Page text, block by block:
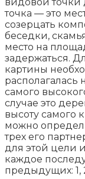
видовой
точка — это
созерцать
беседки,
место на
задержаться.
картины
располагалась
самого
случае это
высоту самого
можно
трех его
для этой цели
каждое
предыдущих: 1,